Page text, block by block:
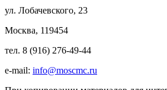
ул. Лобачевского, 23
Москва, 119454
тел. 8 (916) 276-49-44
e-mail: info@moscmc.ru